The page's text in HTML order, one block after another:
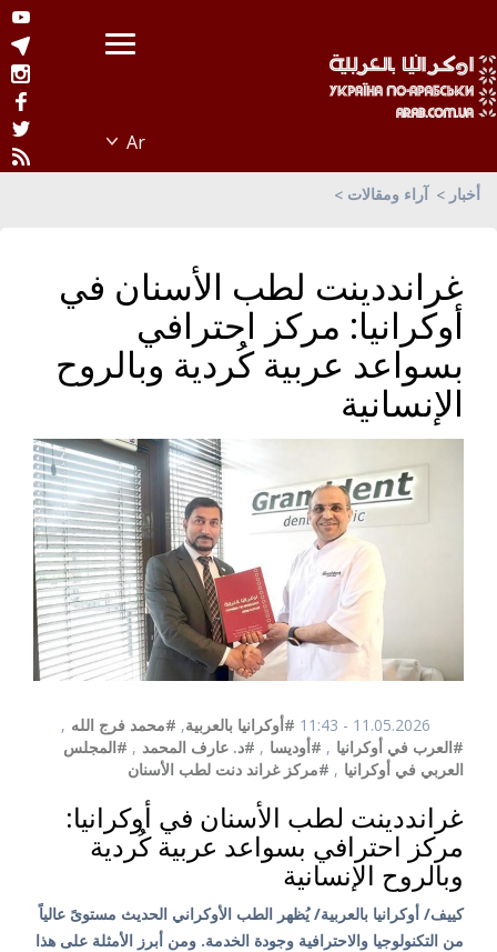
أخبار آراء ومقالات
غرانددينت لطب الأسنان في
أوكرانيا: مركز احترافي
بسواعد عربية كُردية وبالروح
الإنسانية
11.05.2026 - 11:43 #أوكرانيا بالعربية, #محمد فرج الله ,
#العرب في أوكرانيا , #أوديسا , #د. عارف المحمد , #المجلس
العربي في أوكرانيا , #مركز غراند دنت لطب الأسنان
غرانددينت لطب الأسنان في أوكرانيا:
مركز احترافي بسواعد عربية كُردية
وبالروح الإنسانية
كييف/ أوكرانيا بالعربية/ يُظهر الطب الأوكراني الحديث مستوىً عالياً
من التكنولوجيا والاحترافية وجودة الخدمة. ومن أبرز الأمثلة على هذا